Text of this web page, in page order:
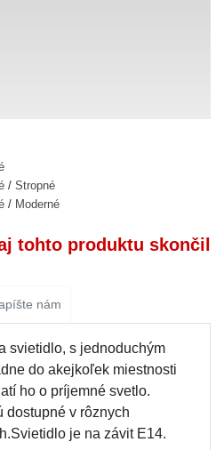
/ Stropné
/ Moderné
tohto produktu skončil
nám
svietidlo, s jednoduchým
do akejkoľek miestnosti
ho o príjemné svetlo.
dostupné v rôznych
je na závit E14.